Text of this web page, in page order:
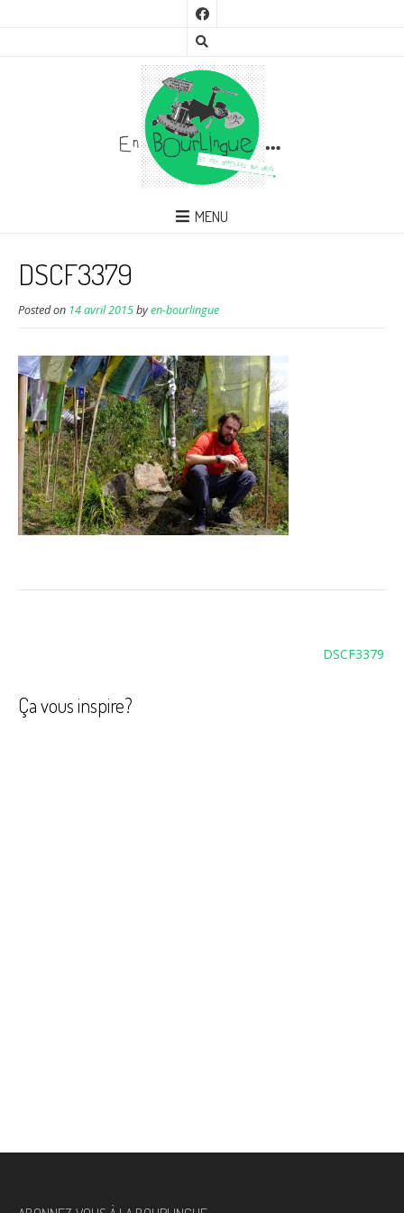
MENU
DSCF3379
Posted on 14 avril 2015byen-bourlingue
DSCF3379
Ça vous inspire?